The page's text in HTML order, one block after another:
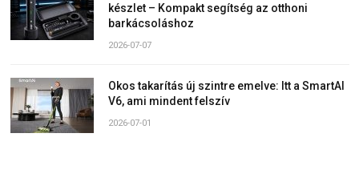
készlet – Kompakt segítség az otthoni
barkácsoláshoz
2026-07-07
Okos takarítás új szintre emelve: Itt a SmartAI
V6, ami mindent felszív
2026-07-01